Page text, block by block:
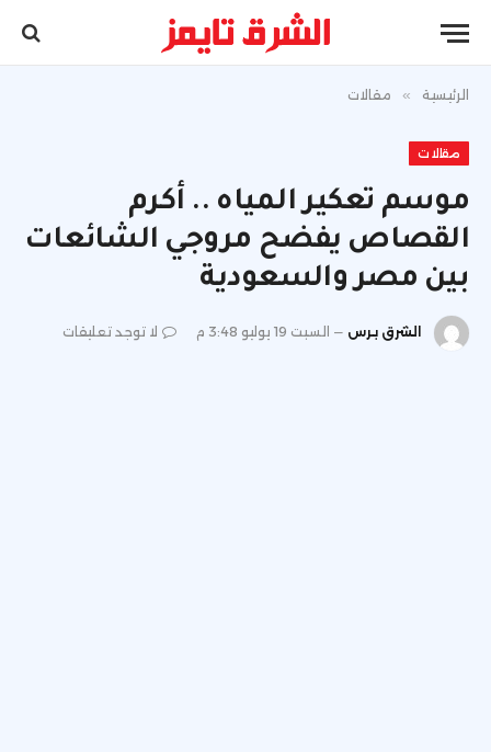
الرئيسية » مقالات
مقالات
موسم تعكير المياه .. أكرم
القصاص يفضح مروجي الشائعات
بين مصر والسعودية
الشرق برس السبت 19 يوليو 3:48 م لا توجد تعليقات